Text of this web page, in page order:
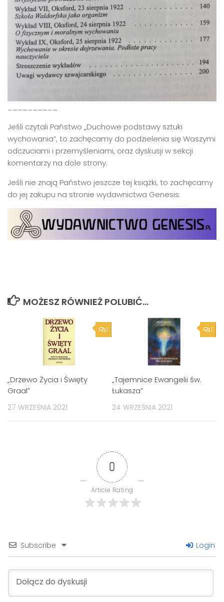
__________
Jeśli czytali Państwo „Duchowe podstawy sztuki
wychowania”, to zachęcamy do podzielenia się Waszymi
odczuciami i przemyśleniami, oraz dyskusji w sekcji
komentarzy na dole strony.
Jeśli nie znają Państwo jeszcze tej książki, to zachęcamy
do jej zakupu na stronie wydawnictwa Genesis:
MOŻESZ RÓWNIEŻ POLUBIĆ…
1
„Drzewo Życia i Święty
Graal”
27 WRZEŚNIA 2021
1
„Tajemnice Ewangelii św.
Łukasza”
24 WRZEŚNIA 2021
0
Article Rating
Subscribe Login